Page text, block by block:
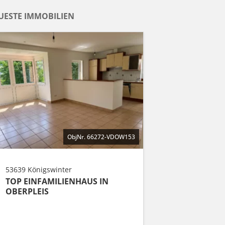
IMMOBILIEN
ObjNr. 66272-VDOW153
53639 Königswinter
TOP EINFAMILIENHAUS IN
OBERPLEIS